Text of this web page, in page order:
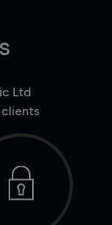
Ltd
clients